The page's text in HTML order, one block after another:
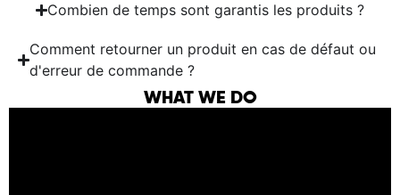
Combien de temps sont garantis les produits ?
Comment retourner un produit en cas de défaut ou
d'erreur de commande ?
WHAT WE DO